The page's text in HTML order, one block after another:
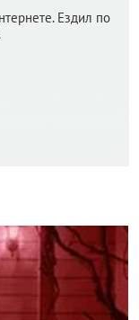
Ездил по